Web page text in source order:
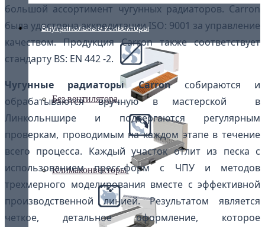
Внутрипольные конвекторы
Без вентилятора
Климаконвекторы
большой ассортимент чугунных радиаторов. Carron
была удостоена аккредитации ISO: 9001 за управление
качеством. Продукция Carron также соответствует
стандарту BS: EN 442 -2.
Чугунные радиаторы Carronсобираются и
обрабатываются вручную в мастерской в
Линкольншире и подвергаются регулярным
проверкам, проводимым на каждом этапе в течение
всего процесса. Каждый участок отлит из песка с
использованием пресс-форм с ЧПУ и методов
трехмерного моделирования вместе с эффективной
производственной линией. Результатом является
четкое, детальное оформление, которое